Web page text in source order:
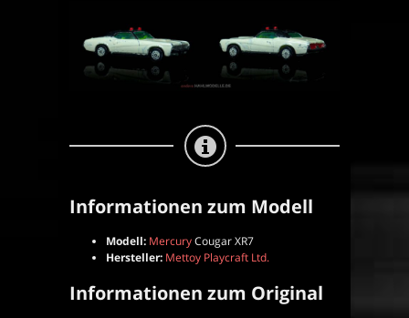
Mettoy
Playcraft
Ltd.
|
1:64
Informationen zum Modell
Modell: MercuryCougar XR7
Hersteller: Mettoy Playcraft Ltd.
Informationen zum Original